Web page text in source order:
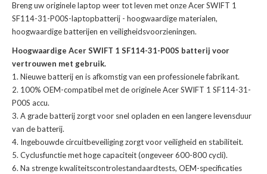
Breng uw originele laptop weer tot leven met onzeAcer SWIFT 1
SF114-31-P00S-laptopbatterij - hoogwaardige materialen,
hoogwaardige batterijen en veiligheidsvoorzieningen.
Hoogwaardige Acer SWIFT 1 SF114-31-P00S batterij voor
vertrouwen met gebruik.
Nieuwe batterij en is afkomstig van een professionele fabrikant.
100% OEM-compatibel met deoriginele Acer SWIFT 1 SF114-31-
P00S accu.
A grade batterij zorgt voor snel opladen en een langere levensduur
van de batterij.
Ingebouwde circuitbeveiliging zorgt voor veiligheid en stabiliteit.
Cyclusfunctie met hoge capaciteit (ongeveer 600-800 cycli).
Na strenge kwaliteitscontrolestandaardtests, OEM-specificaties